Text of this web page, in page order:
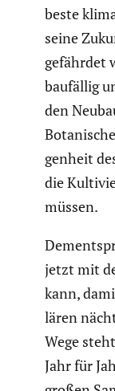
beste
seine
gefährdet
baufällig
den
gen­heit
die
müssen.
jetzt mit
kann,
lären
Wege
Jahr für